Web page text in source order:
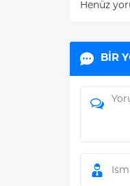
Henüz
BİR